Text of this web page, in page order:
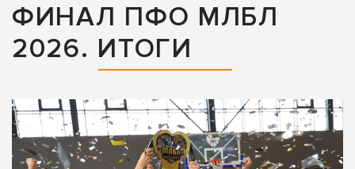
ФИНАЛ ПФО МЛБЛ
2026. ИТОГИ